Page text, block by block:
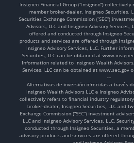
Insigneo Financial Group (“Insigneo”) collectively
member broker-dealer, Insigneo Securities,
Securities Exchange Commission (“SEC”)
Advisors, LLC and Insigneo Advisory Services,
offered and conducted through Insigneo
products and services are offered through
Insigneo Advisory Services, LLC. Further
Securities, LLC can be obtained at
Information related to Insigneo Wealth
Services, LLC can be obtained at www.sec.gov
---
Alternativas de inversión ofrecidas a través
Insigneo Wealth Advisors LLC e Insigneo
collectively refers to financial industry regulatory
broker-dealer, Insigneo Securities, LLC and
Exchange Commission (“SEC”) investment
LLC and Insigneo Advisory Services, LLC.
conducted through Insigneo Securities, a
advisory products and services are offered